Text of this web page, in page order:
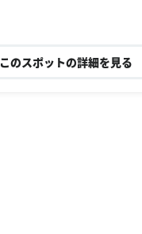
このスポットの詳細を見る